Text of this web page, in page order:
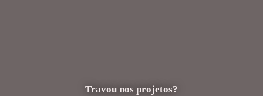
Travou nos projetos?